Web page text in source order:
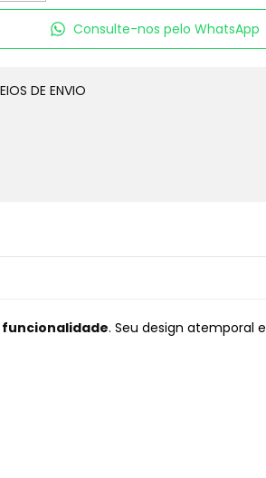
Consulte-nos pelo WhatsApp
DE ENVIO
. Seu design atemporal e